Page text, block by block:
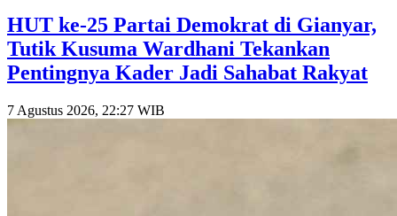
HUT ke-25 Partai Demokrat di Gianyar,
Tutik Kusuma Wardhani Tekankan
Pentingnya Kader Jadi Sahabat Rakyat
7 Agustus 2026, 22:27 WIB